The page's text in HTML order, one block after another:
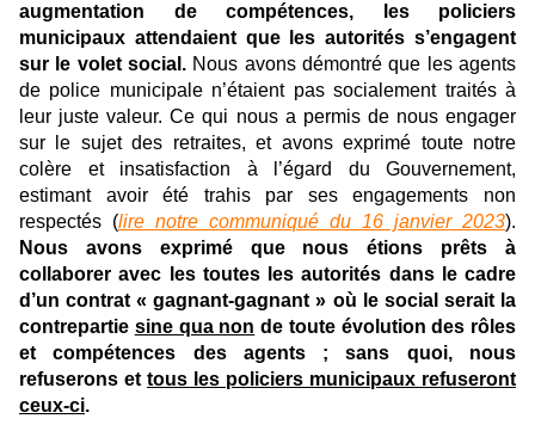
augmentation de compétences, les policiers
municipaux attendaient que les autorités s’engagent
sur le volet social. Nous avons démontré que les agents
de police municipale n’étaient pas socialement traités à
leur juste valeur. Ce qui nous a permis de nous engager
sur le sujet des retraites, et avons exprimé toute notre
colère et insatisfaction à l’égard du Gouvernement,
estimant avoir été trahis par ses engagements non
respectés (lire notre communiqué du 16 janvier 2023).
Nous avons exprimé que nous étions prêts à
collaborer avec les toutes les autorités dans le cadre
d’un contrat « gagnant-gagnant » où le social serait la
contrepartie sine qua non de toute évolution des rôles
et compétences des agents ; sans quoi, nous
refuserons et tous les policiers municipaux refuseront
ceux-ci.